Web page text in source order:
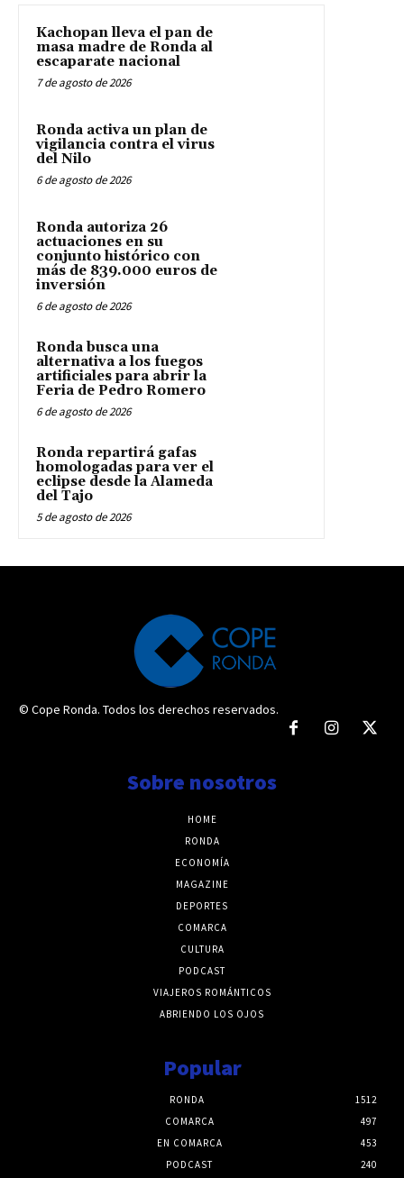
Kachopan lleva el pan de
masa madre de Ronda al
escaparate nacional
7 de agosto de 2026
Ronda activa un plan de
vigilancia contra el virus
del Nilo
6 de agosto de 2026
Ronda autoriza 26
actuaciones en su
conjunto histórico con
más de 839.000 euros de
inversión
6 de agosto de 2026
Ronda busca una
alternativa a los fuegos
artificiales para abrir la
Feria de Pedro Romero
6 de agosto de 2026
Ronda repartirá gafas
homologadas para ver el
eclipse desde la Alameda
del Tajo
5 de agosto de 2026
© Cope Ronda. Todos los derechos reservados.
Sobre nosotros
HOME
RONDA
ECONOMÍA
MAGAZINE
DEPORTES
COMARCA
CULTURA
PODCAST
VIAJEROS ROMÁNTICOS
ABRIENDO LOS OJOS
Popular
RONDA
1512
COMARCA
497
EN COMARCA
453
PODCAST
240